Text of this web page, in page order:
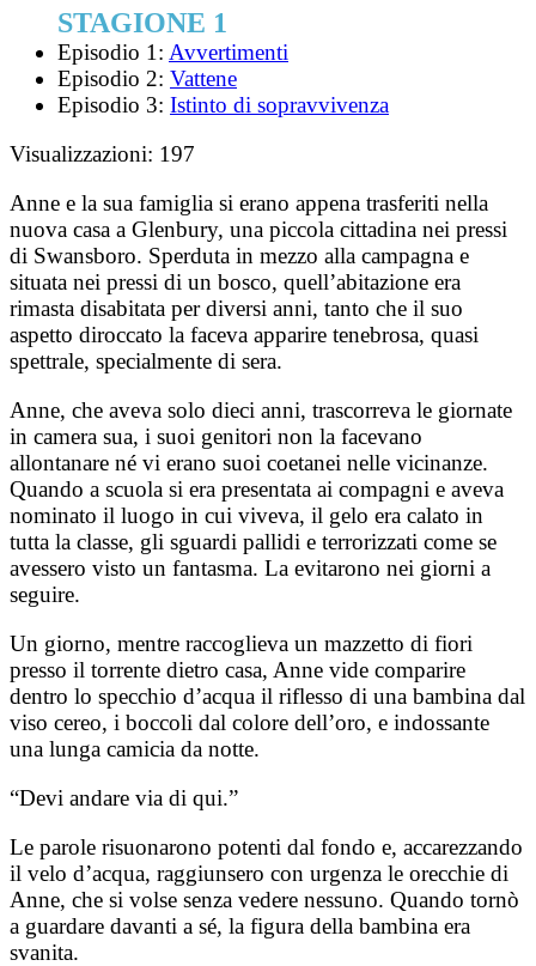
STAGIONE 1
Episodio 1: Avvertimenti
Episodio 2: Vattene
Episodio 3: Istinto di sopravvivenza
Visualizzazioni: 197
Anne e la sua famiglia si erano appena trasferiti nella
nuova casa a Glenbury, una piccola cittadina nei pressi
di Swansboro. Sperduta in mezzo alla campagna e
situata nei pressi di un bosco, quell’abitazione era
rimasta disabitata per diversi anni, tanto che il suo
aspetto diroccato la faceva apparire tenebrosa, quasi
spettrale, specialmente di sera.
Anne, che aveva solo dieci anni, trascorreva le giornate
in camera sua, i suoi genitori non la facevano
allontanare né vi erano suoi coetanei nelle vicinanze.
Quando a scuola si era presentata ai compagni e aveva
nominato il luogo in cui viveva, il gelo era calato in
tutta la classe, gli sguardi pallidi e terrorizzati come se
avessero visto un fantasma. La evitarono nei giorni a
seguire.
Un giorno, mentre raccoglieva un mazzetto di fiori
presso il torrente dietro casa, Anne vide comparire
dentro lo specchio d’acqua il riflesso di una bambina dal
viso cereo, i boccoli dal colore dell’oro, e indossante
una lunga camicia da notte.
“Devi andare via di qui.”
Le parole risuonarono potenti dal fondo e, accarezzando
il velo d’acqua, raggiunsero con urgenza le orecchie di
Anne, che si volse senza vedere nessuno. Quando tornò
a guardare davanti a sé, la figura della bambina era
svanita.